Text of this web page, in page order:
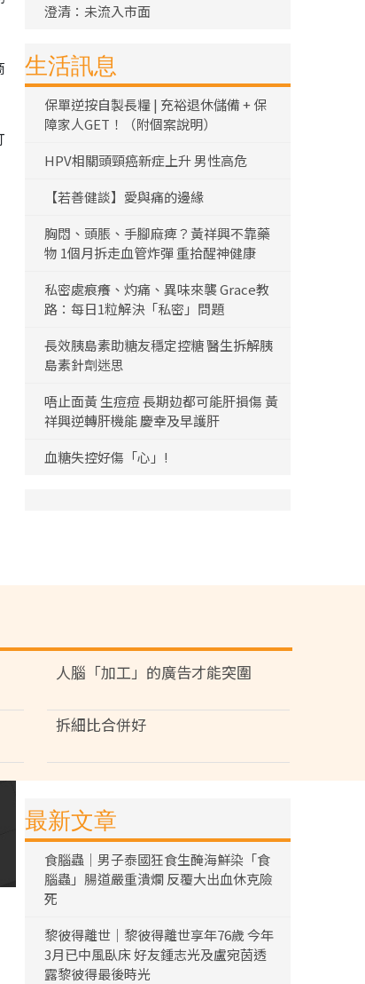
澄清：未流入市面
生活訊息
保單逆按自製長糧 | 充裕退休儲備 + 保
障家人GET！（附個案說明）
HPV相關頭頸癌新症上升 男性高危
【若善健談】愛與痛的邊緣
胸悶、頭脹、手腳麻痺？黃祥興不靠藥
物 1個月拆走血管炸彈 重拾醒神健康
私密處痕癢、灼痛、異味來襲 Grace教
路：每日1粒解決「私密」問題
長效胰島素助糖友穩定控糖 醫生拆解胰
島素針劑迷思
唔止面黃 生痘痘 長期攰都可能肝損傷 黃
祥興逆轉肝機能 慶幸及早護肝
血糖失控好傷「心」!
人腦「加工」的廣告才能突圍
拆細比合併好
最新文章
食腦蟲｜男子泰國狂食生醃海鮮染「食
腦蟲」腸道嚴重潰爛 反覆大出血休克險
死
黎彼得離世｜黎彼得離世享年76歲 今年
3月已中風臥床 好友鍾志光及盧宛茵透
露黎彼得最後時光